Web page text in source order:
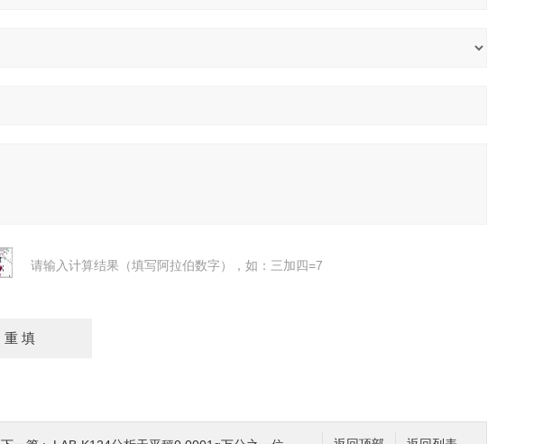
请输入计算结果（填写阿拉伯数字），如：三加四=7